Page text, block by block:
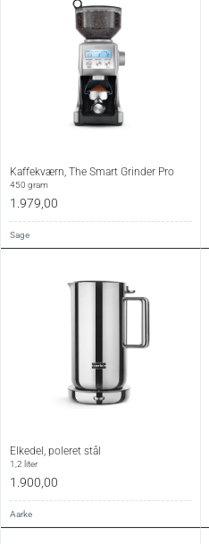
Kaffekværn, The Smart Grinder Pro
450 gram
1.979,00
Sage
Elkedel, poleret stål
1,2 liter
1.900,00
Aarke